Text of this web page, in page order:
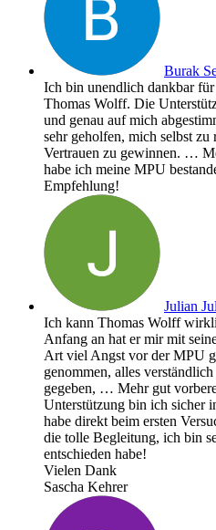
Burak
Ich bin unendlich dankbar
Thomas Wolff. Die
und genau auf mich
sehr geholfen, mich selbst
Vertrauen zu gewinnen. …
habe ich meine MPU
Empfehlung!
Julian
Ich kann Thomas Wolff
Anfang an hat er mir mit
Art viel Angst vor der MPU
genommen, alles
gegeben, … Mehrgut
Unterstützung bin ich sicher
habe direkt beim ersten
die tolle Begleitung, ich bin
entschieden habe!
Vielen Dank
Sascha Kehrer